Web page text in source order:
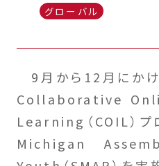
グローバル
9月から12月にかけ
Collaborative
Learning（COIL）プ
Michigan